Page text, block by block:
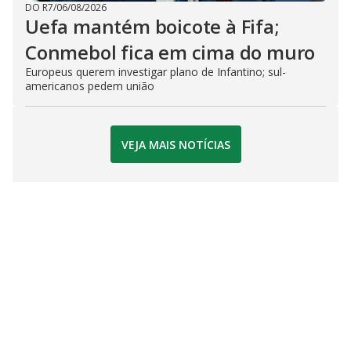
DO R7/06/08/2026
Uefa mantém boicote à Fifa;
Conmebol fica em cima do muro
Europeus querem investigar plano de Infantino; sul-
americanos pedem união
VEJA MAIS NOTÍCIAS